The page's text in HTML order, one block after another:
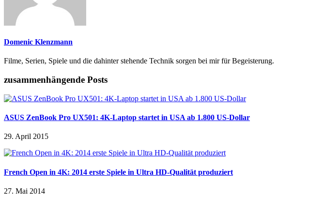
Domenic Klenzmann
Filme, Serien, Spiele und die dahinter stehende Technik sorgen bei mir für Begeisterung.
zusammenhängende Posts
ASUS ZenBook Pro UX501: 4K-Laptop startet in USA ab 1.800 US-Dollar
29. April 2015
French Open in 4K: 2014 erste Spiele in Ultra HD-Qualität produziert
27. Mai 2014